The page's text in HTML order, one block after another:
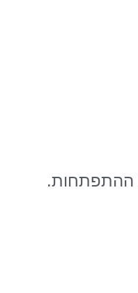
ההתפתחות.